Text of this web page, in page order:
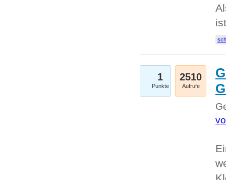
1
Punkte
2510
Aufrufe